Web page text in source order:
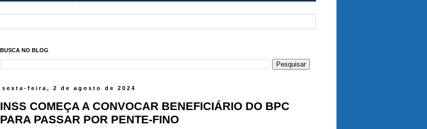
BUSCA NO BLOG
sexta-feira, 2 de agosto de 2024
INSS COMEÇA A CONVOCAR BENEFICIÁRIO DO BPC
PARA PASSAR POR PENTE-FINO